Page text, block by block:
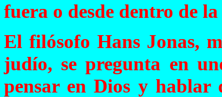
fuera o desde dentro de
El filósofo Hans Jonas,
judío, se pregunta en
pensar en Dios y hablar